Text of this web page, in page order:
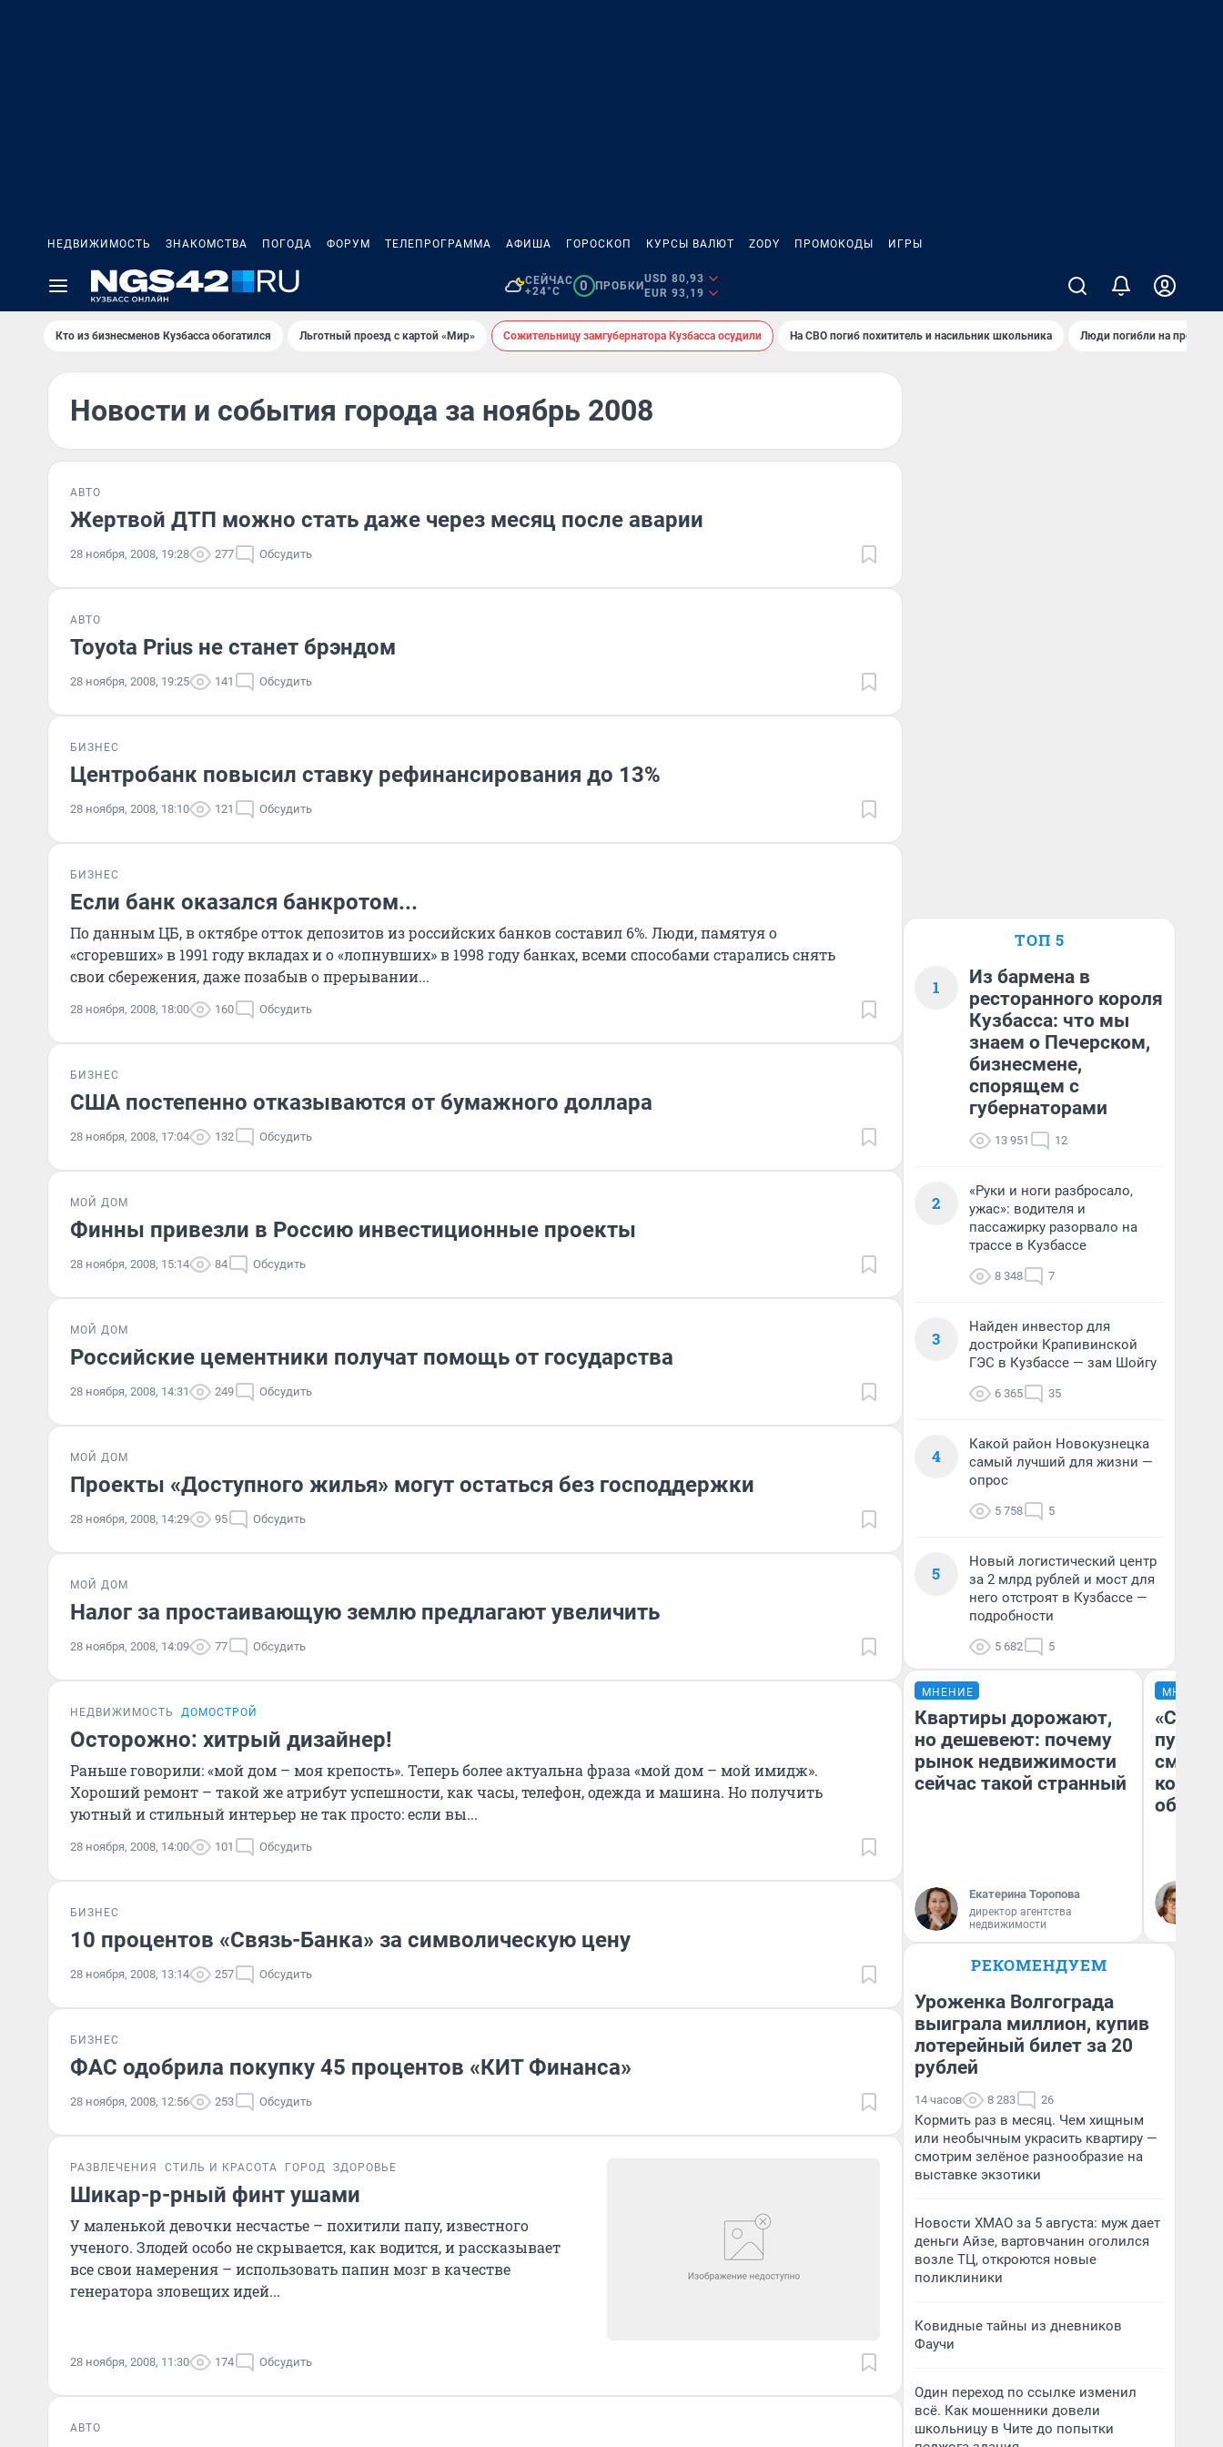
НЕДВИЖИМОСТЬ ЗНАКОМСТВА ПОГОДА ФОРУМ ТЕЛЕПРОГРАММА АФИША ГОРОСКОП КУРСЫ ВАЛЮТ ZODY ПРОМОКОДЫ ИГРЫ
СЕЙЧАС
+24°C
0 ПРОБКИ
USD 80,93
EUR 93,19
Кто из бизнесменов Кузбасса обогатился Льготный проезд с картой «Мир» Сожительницу замгубернатора Кузбасса осудили На СВО погиб похититель и насильник школьника Люди погибли на
Новости и события города за ноябрь 2008
АВТО
Жертвой ДТП можно стать даже через месяц после аварии
28 ноября, 2008, 19:28 277 Обсудить
АВТО
Toyota Prius не станет брэндом
28 ноября, 2008, 19:25 141 Обсудить
БИЗНЕС
Центробанк повысил ставку рефинансирования до 13%
28 ноября, 2008, 18:10 121 Обсудить
БИЗНЕС
Если банк оказался банкротом...
По данным ЦБ, в октябре отток депозитов из российских банков составил 6%. Люди, памятуя о
«сгоревших» в 1991 году вкладах и о «лопнувших» в 1998 году банках, всеми способами старались снять
свои сбережения, даже позабыв о прерывании...
28 ноября, 2008, 18:00 160 Обсудить
БИЗНЕС
США постепенно отказываются от бумажного доллара
28 ноября, 2008, 17:04 132 Обсудить
МОЙ ДОМ
Финны привезли в Россию инвестиционные проекты
28 ноября, 2008, 15:14 84 Обсудить
МОЙ ДОМ
Российские цементники получат помощь от государства
28 ноября, 2008, 14:31 249 Обсудить
МОЙ ДОМ
Проекты «Доступного жилья» могут остаться без господдержки
28 ноября, 2008, 14:29 95 Обсудить
МОЙ ДОМ
Налог за простаивающую землю предлагают увеличить
28 ноября, 2008, 14:09 77 Обсудить
НЕДВИЖИМОСТЬ ДОМОСТРОЙ
Осторожно: хитрый дизайнер!
Раньше говорили: «мой дом – моя крепость». Теперь более актуальна фраза «мой дом – мой имидж».
Хороший ремонт – такой же атрибут успешности, как часы, телефон, одежда и машина. Но получить
уютный и стильный интерьер не так просто: если вы...
28 ноября, 2008, 14:00 101 Обсудить
БИЗНЕС
10 процентов «Связь-Банка» за символическую цену
28 ноября, 2008, 13:14 257 Обсудить
БИЗНЕС
ФАС одобрила покупку 45 процентов «КИТ Финанса»
28 ноября, 2008, 12:56 253 Обсудить
РАЗВЛЕЧЕНИЯ СТИЛЬ И КРАСОТА ГОРОД ЗДОРОВЬЕ
Шикар-р-рный финт ушами
У маленькой девочки несчастье – похитили папу, известного
ученого. Злодей особо не скрывается, как водится, и рассказывает
все свои намерения – использовать папин мозг в качестве
генератора зловещих идей...
28 ноября, 2008, 11:30 174 Обсудить
АВТО
ТОП 5
1
Из бармена в
ресторанного короля
Кузбасса: что мы
знаем о Печерском,
бизнесмене,
спорящем с
губернаторами
13 951 12
2
«Руки и ноги разбросало,
ужас»: водителя и
пассажирку разорвало на
трассе в Кузбассе
8 348 7
3
Найден инвестор для
достройки Крапивинской
ГЭС в Кузбассе — зам Шойгу
6 365 35
4
Какой район Новокузнецка
самый лучший для жизни —
опрос
5 758 5
5
Новый логистический центр
за 2 млрд рублей и мост для
него отстроят в Кузбассе —
подробности
5 682 5
МНЕНИЕ
Квартиры дорожают,
но дешевеют: почему
рынок недвижимости
сейчас такой странный
Екатерина Торопова
директор агентства
недвижимости
МНЕНИЕ
РЕКОМЕНДУЕМ
Уроженка Волгограда
выиграла миллион, купив
лотерейный билет за 20
рублей
14 часов 8 283 26
Кормить раз в месяц. Чем хищным
или необычным украсить квартиру —
смотрим зелёное разнообразие на
выставке экзотики
Новости ХМАО за 5 августа: муж дает
деньги Айзе, вартовчанин оголился
возле ТЦ, откроются новые
поликлиники
Ковидные тайны из дневников
Фаучи
Один переход по ссылке изменил
всё. Как мошенники довели
школьницу в Чите до попытки